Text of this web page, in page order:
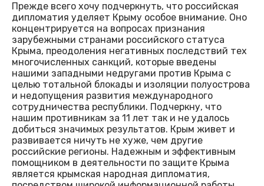
Прежде всего хочу подчеркнуть, что российская
дипломатия уделяет Крыму особое внимание. Оно
концентрируется на вопросах признания
зарубежными странами российского статуса
Крыма, преодоления негативных последствий тех
многочисленных санкций, которые введены
нашими западными недругами против Крыма с
целью тотальной блокады и изоляции полуострова
и недопущения развития международного
сотрудничества республики. Подчеркну, что
нашим противникам за 11 лет так и не удалось
добиться значимых результатов. Крым живет и
развивается ничуть не хуже, чем другие
российские регионы. Надежным и эффективным
помощником в деятельности по защите Крыма
является крымская народная дипломатия,